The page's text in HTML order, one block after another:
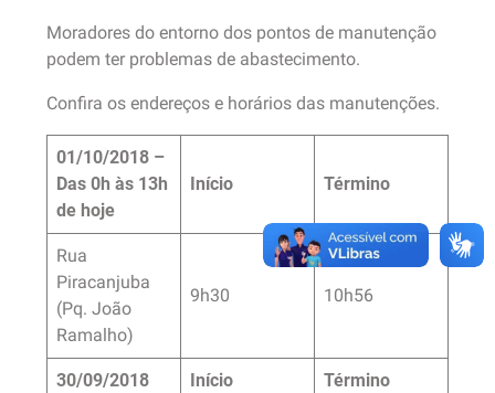
Moradores do entorno dos pontos de manutenção
podem ter problemas de abastecimento.
Confira os endereços e horários das manutenções.
01/10/2018 –
Das 0h às 13h
de hoje
Início Término
Rua
Piracanjuba
(Pq. João
Ramalho)
9h30 10h56
30/09/2018 Início Término